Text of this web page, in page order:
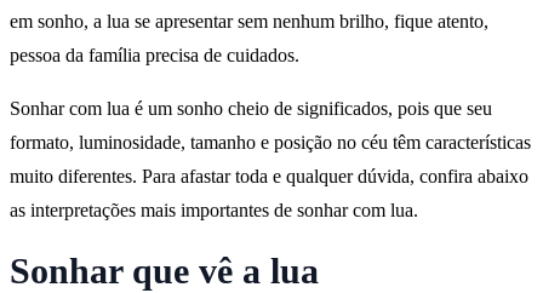
em sonho, a lua se apresentar sem nenhum brilho, fique atento,
pessoa da família precisa de cuidados.
Sonhar com lua é um sonho cheio de significados, pois que seu
formato, luminosidade, tamanho e posição no céu têm características
muito diferentes. Para afastar toda e qualquer dúvida, confira abaixo
as interpretações mais importantes de sonhar com lua.
Sonhar que vê a lua